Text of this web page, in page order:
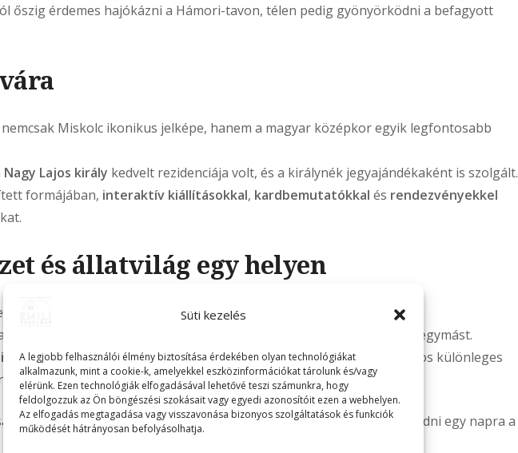
Süti kezelés
A legjobb felhasználói élmény biztosítása érdekében olyan technológiákat
alkalmazunk, mint a cookie-k, amelyekkel eszközinformációkat tárolunk és/vagy
elérünk. Ezen technológiák elfogadásával lehetővé teszi számunkra, hogy
feldolgozzuk az Ön böngészési szokásait vagy egyedi azonosítóit ezen a webhelyen.
Az elfogadás megtagadása vagy visszavonása bizonyos szolgáltatások és funkciók
működését hátrányosan befolyásolhatja.
őszig érdemes hajókázni a Hámori-tavon, télen pedig gyönyörködni a befagyott
nemcsak Miskolc ikonikus jelképe, hanem a magyar középkor egyik legfontosabb
Nagy Lajos király kedvelt rezidenciája volt, és a királynék jegyajándékaként is szolgált.
formájában, interaktív kiállításokkal, kardbemutatókkal és rendezvényekkel
és állatvilág egy helyen
és az állatokat, a Csanyik-völgy
zöldövezete, ahol
váltják egymást.
Állatkert és Kultúrpark, amely a Bükk lábánál terül el, és számos különleges
természetkedvelőknek vagy bárkinek, aki szeretne elszakadni egy napra a